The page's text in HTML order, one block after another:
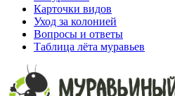
Карточки видов
Уход за колонией
Вопросы и ответы
Таблица лёта муравьев